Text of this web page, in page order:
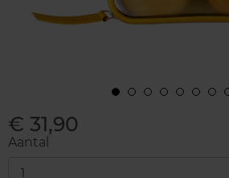
€ 31,90
Aantal
1